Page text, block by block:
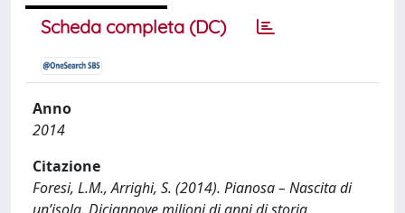
Scheda completa (DC)
Anno
2014
Citazione
Foresi, L.M., Arrighi, S. (2014). Pianosa – Nascita di